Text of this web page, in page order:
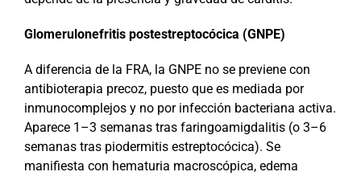
Glomerulonefritis postestreptocócica (GNPE)
A diferencia de la FRA, la GNPE no se previene con
antibioterapia precoz, puesto que es mediada por
inmunocomplejos y no por infección bacteriana activa.
Aparece 1–3 semanas tras faringoamigdalitis (o 3–6
semanas tras piodermitis estreptocócica). Se
manifiesta con hematuria macroscópica, edema